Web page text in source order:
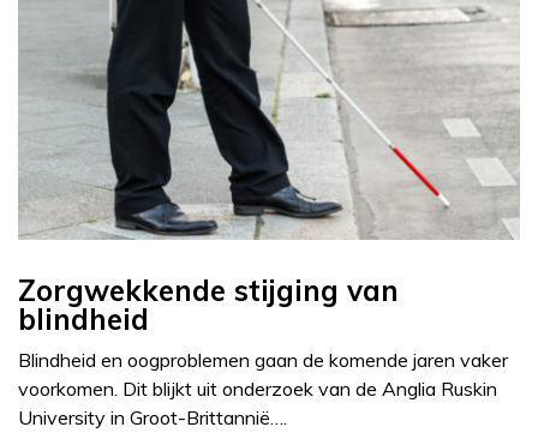
Zorgwekkende stijging van
blindheid
Blindheid en oogproblemen gaan de komende jaren vaker
voorkomen. Dit blijkt uit onderzoek van de Anglia Ruskin
University in Groot-Brittannië….